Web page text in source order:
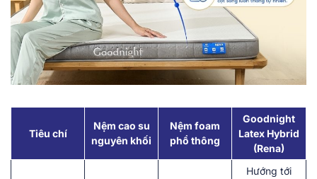
Tiêu chí
Nệm cao su
nguyên khối
Nệm foam
phổ thông
Goodnight
Latex Hybrid
(Rena)
Hướng tới